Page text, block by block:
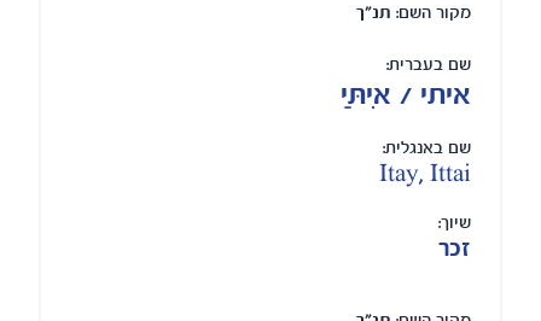
מקור השם: תנ"ך
שם בעברית:
איתי / אִיתַּי
שם באנגלית:
Itay, Ittai
שיוך:
זכר